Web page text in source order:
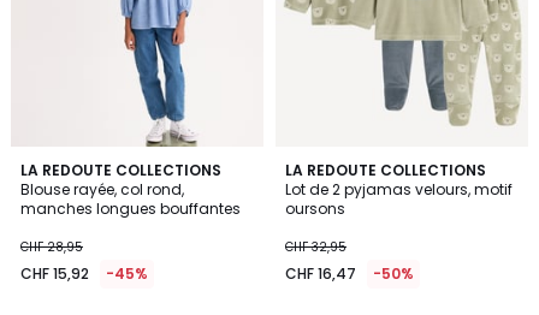
LA REDOUTE COLLECTIONS
Blouse rayée, col rond,
manches longues bouffantes
CHF 28,95
CHF 15,92 -45%
LA REDOUTE COLLECTIONS
Lot de 2 pyjamas velours, motif
oursons
CHF 32,95
CHF 16,47 -50%